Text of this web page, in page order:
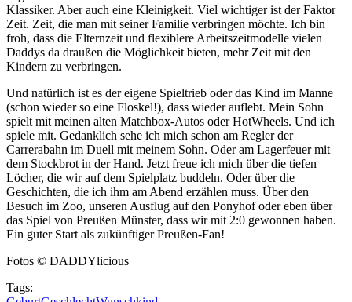
Klassiker. Aber auch eine Kleinigkeit. Viel wichtiger ist der Faktor
Zeit. Zeit, die man mit seiner Familie verbringen möchte. Ich bin
froh, dass die Elternzeit und flexiblere Arbeitszeitmodelle vielen
Daddys da draußen die Möglichkeit bieten, mehr Zeit mit den
Kindern zu verbringen.
Und natürlich ist es der eigene Spieltrieb oder das Kind im Manne
(schon wieder so eine Floskel!), dass wieder auflebt. Mein Sohn
spielt mit meinen alten Matchbox-Autos oder HotWheels. Und ich
spiele mit. Gedanklich sehe ich mich schon am Regler der
Carrerabahn im Duell mit meinem Sohn. Oder am Lagerfeuer mit
dem Stockbrot in der Hand. Jetzt freue ich mich über die tiefen
Löcher, die wir auf dem Spielplatz buddeln. Oder über die
Geschichten, die ich ihm am Abend erzählen muss. Über den
Besuch im Zoo, unseren Ausflug auf den Ponyhof oder eben über
das Spiel von Preußen Münster, dass wir mit 2:0 gewonnen haben.
Ein guter Start als zukünftiger Preußen-Fan!
Fotos © DADDYlicious
Tags: